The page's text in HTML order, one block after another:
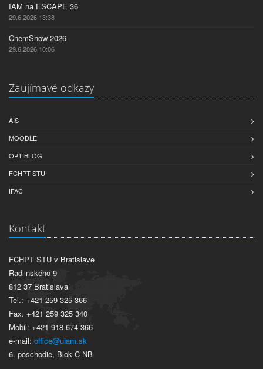
IAM na ESCAPE 36
29.6.2026 13:38
ChemShow 2026
29.6.2026 10:06
Zaujímavé odkazy
AIS
MOODLE
OPTIBLOG
FCHPT STU
IFAC
Kontakt
FCHPT STU v Bratislave
Radlinského 9
812 37 Bratislava
Tel.: +421 259 325 366
Fax: +421 259 325 340
Mobil: +421 918 674 366
e-mail: office@uiam.sk
6. poschodie, Blok C NB